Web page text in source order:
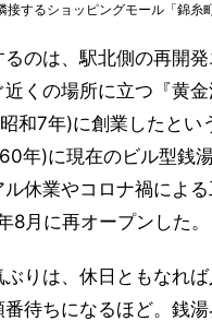
接するショッピングモール「錦糸
のは、駅北側の再開
近くの場所に立つ『黄
和7年)に創業したとい
年)に現在のビル型銭
休業やコロナ禍によ
8月に再オープンした。
りは、休日ともなれ
待ちになるほど。銭